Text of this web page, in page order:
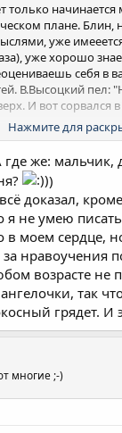
только
плане. Блин,
уже
уже хорошо
себя в
В.Высоцкий пел:
И вот сорвался
так. Именно
или замедлить. В
нравоучения.
Нажмите для
где же:
)
доказал,
не умею
в моем сердце,
нравоучения
возрасте не
так
грядет. И
многие ;-)